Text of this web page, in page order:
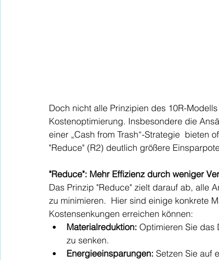
Doch nicht alle Prinzipien des 10R-
Kostenoptimierung. Insbesondere die
einer „Cash from Trash“-Strategie  bieten
"Reduce" (R2) deutlich größere
"Reduce": Mehr Effizienz durch weniger
Das Prinzip "Reduce" zielt darauf ab, alle
zu minimieren.  Hier sind einige konkrete
Kostensenkungen erreichen können:
Materialreduktion: Optimieren Sie
zu senken.
Energieeinsparungen: Setzen Sie auf